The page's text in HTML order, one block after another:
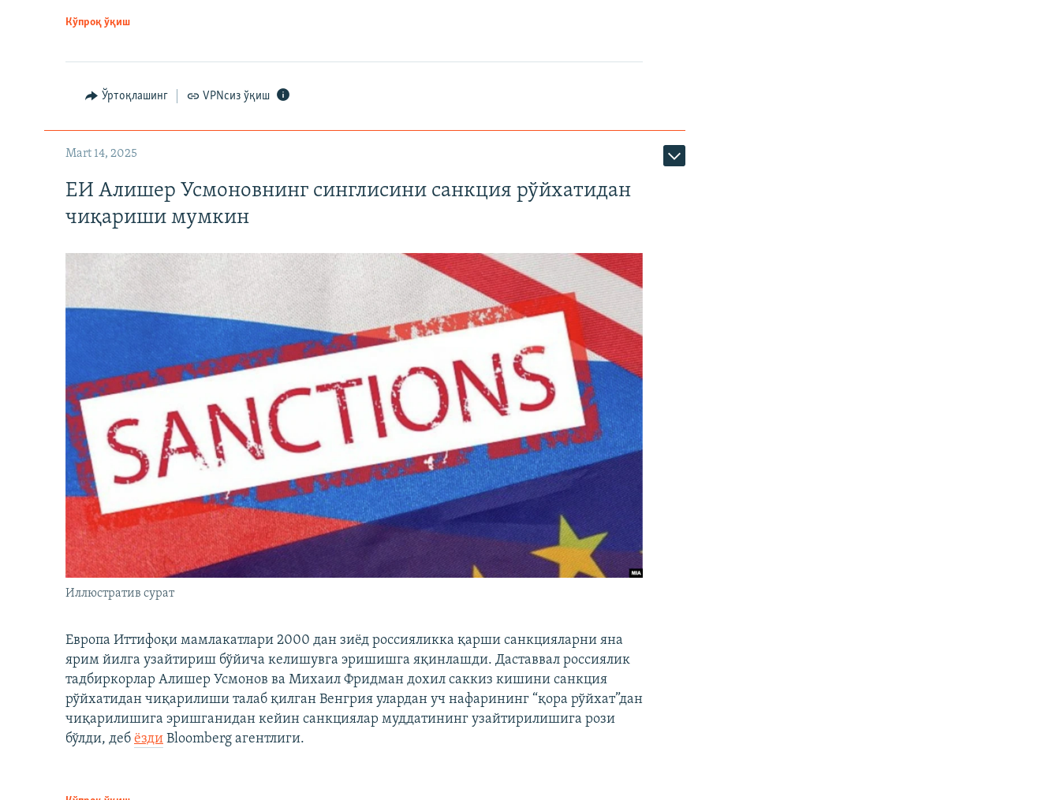
Кўпроқ ўқиш
Ўртоқлашинг VPNсиз ўқиш
Mart 14, 2025
ЕИ Алишер Усмоновнинг синглисини санкция рўйхатидан
чиқариши мумкин
Иллюстратив сурат
Европа Иттифоқи мамлакатлари 2000 дан зиёд россияликка қарши санкцияларни яна
ярим йилга узайтириш бўйича келишувга эришишга яқинлашди. Даставвал россиялик
тадбиркорлар Алишер Усмонов ва Михаил Фридман дохил саккиз кишини санкция
рўйхатидан чиқарилиши талаб қилган Венгрия улардан уч нафарининг “қора рўйхат”дан
чиқарилишига эришганидан кейин санкциялар муддатининг узайтирилишига рози
бўлди, деб ёзди Bloomberg агентлиги.